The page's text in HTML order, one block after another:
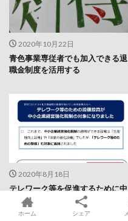
2020年10月22日
青色事業専従者でも加入できる退
職金制度を活用する
2020年8月18日
テレワーク等を促進するために中
小企業経営強化税制を拡充
ホーム シェア